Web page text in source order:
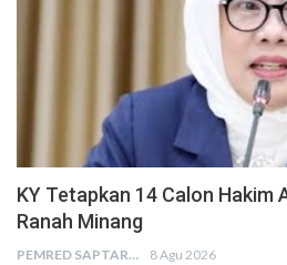
KY Tetapkan 14 Calon Hakim
Ranah Minang
PEMRED SAPTARIUS 8 Agu 2026